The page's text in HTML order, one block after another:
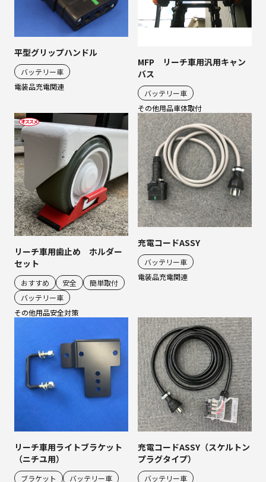
平型グリップハンドル
バッテリー車
電装品充電関連
MFP リーチ車用汎用キャン
バス
バッテリー車
その他用品車体取付
リーチ車用歯止め ホルダー
セット
おすすめ 安全
簡単取付
バッテリー車
その他用品安全対策
充電コードASSY
バッテリー車
電装品充電関連
リーチ車用ライトブラケット
（ニチユ用）
ブラケット
バッテリー車
充電コードASSY（スケルトン
プラグタイプ）
バッテリー車